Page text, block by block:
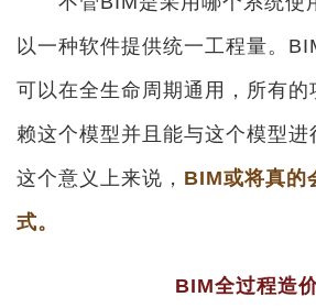
以一种软件提供统一工程量。
可以在全生命周期通用，所有的
赖这个模型并且能与这个模型进
这个意义上来说， BIM或将真的
式。
BIM全过程造